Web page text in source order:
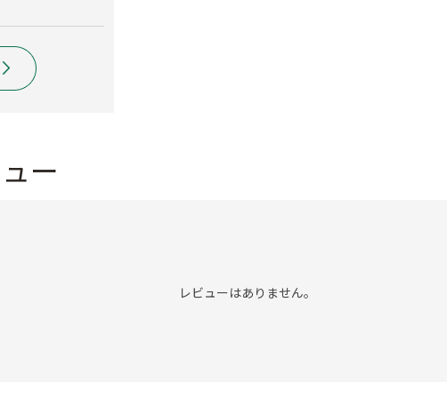
ー
レビューはありません。